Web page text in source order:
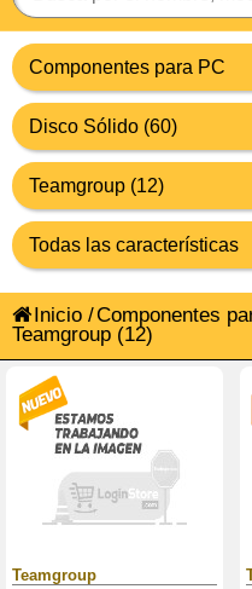
Inicio /Componentes
Teamgroup (12)
Teamgroup